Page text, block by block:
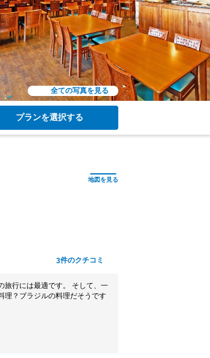
全ての写真を見る
プランを選択する
3件のクチコミ
旅行には最適です。 そして、一
理？ブラジルの料理だそうです